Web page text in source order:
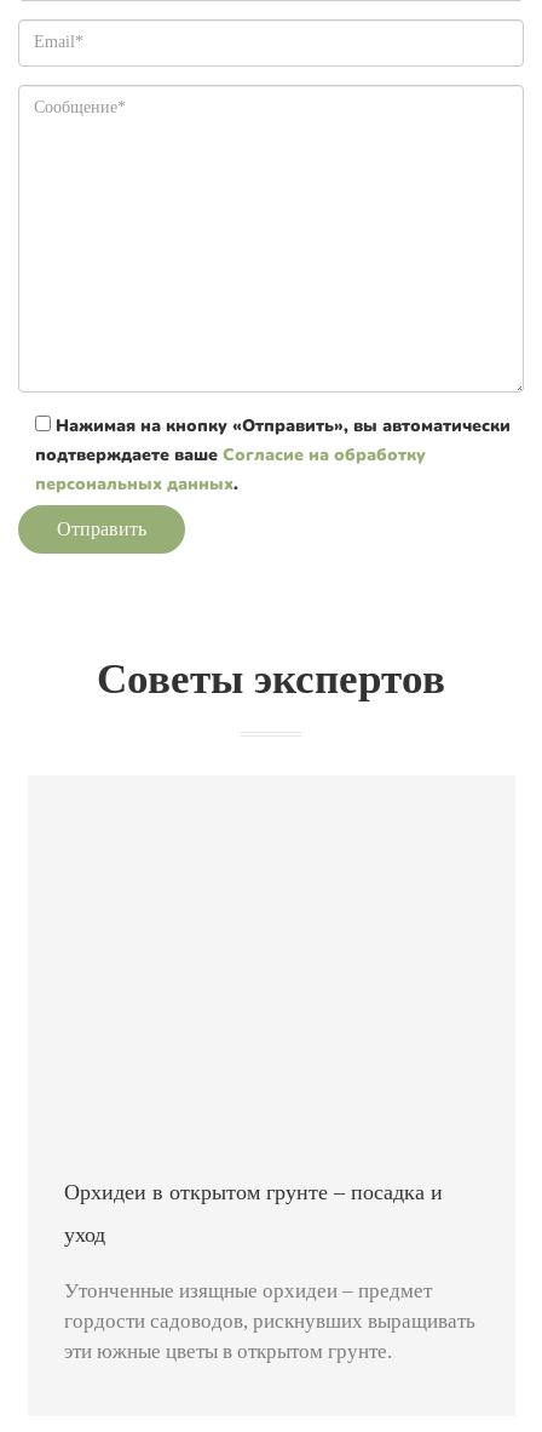
Нажимая на кнопку «Отправить», вы автоматически
подтверждаете ваше Согласие на обработку
персональных данных.
Отправить
Советы экспертов
Орхидеи в открытом грунте – посадка и
уход
Утонченные изящные орхидеи – предмет
гордости садоводов, рискнувших выращивать
эти южные цветы в открытом грунте.